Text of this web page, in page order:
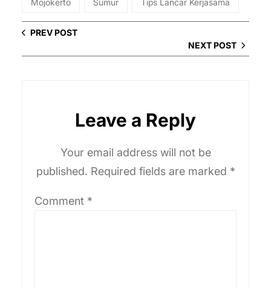
PREV POST
NEXT POST
Leave a Reply
Your email address will not be
published. Required fields are marked *
Comment *